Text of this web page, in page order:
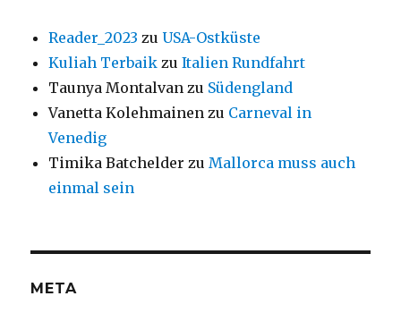
Reader_2023 zuUSA-Ostküste
Kuliah Terbaik zuItalien Rundfahrt
Taunya Montalvan zu Südengland
Vanetta Kolehmainen zu Carneval in
Venedig
Timika Batchelder zu Mallorca muss auch
einmal sein
META